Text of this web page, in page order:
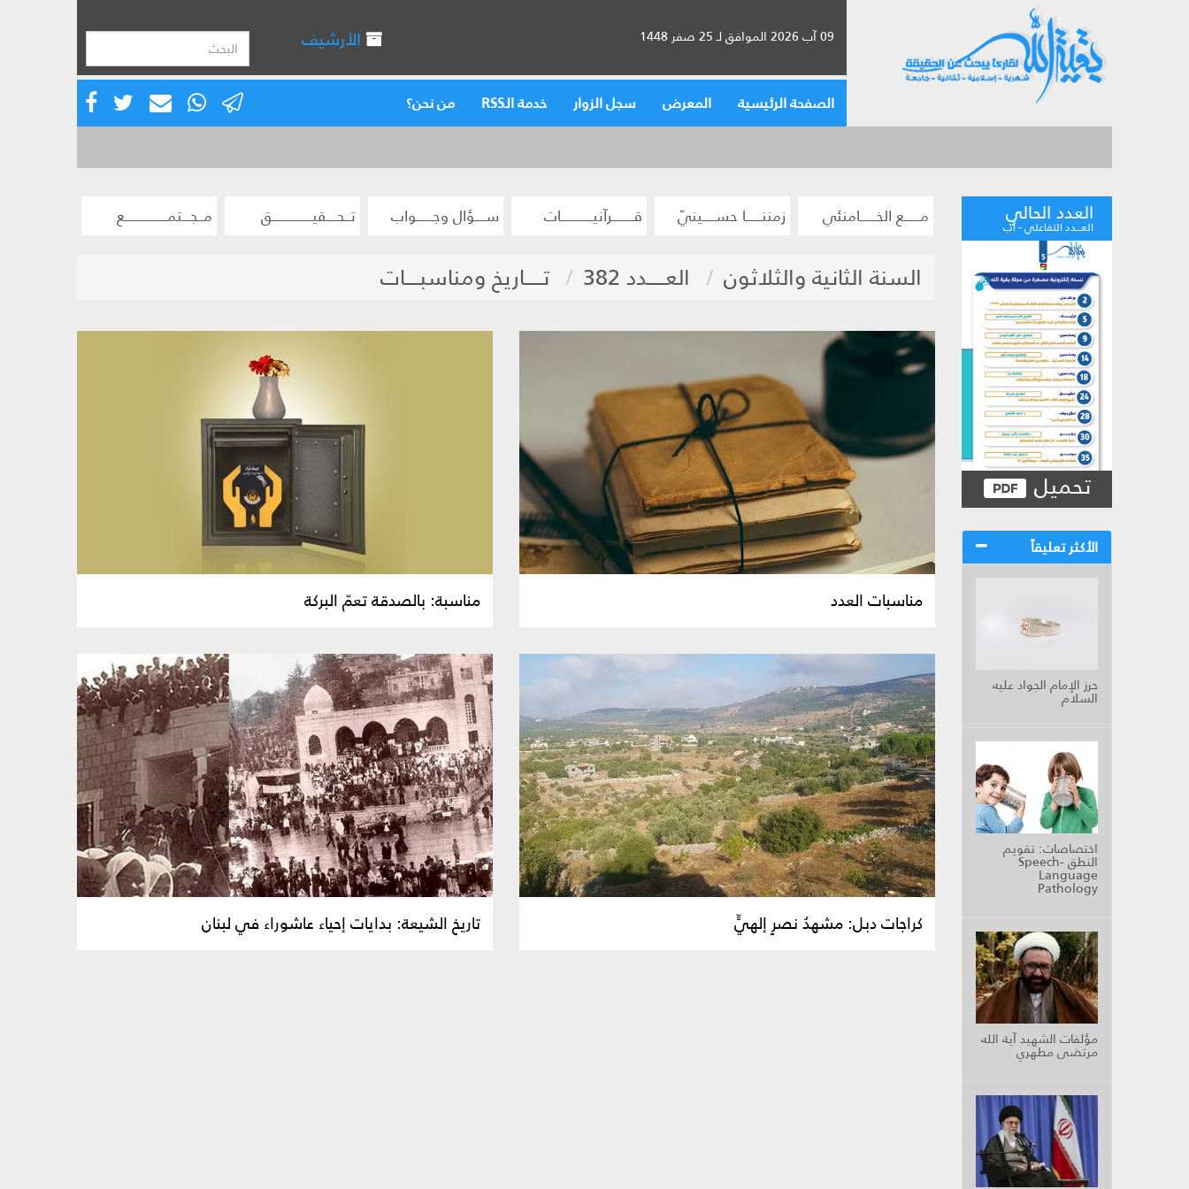
09 آب 2026 الموافق لـ 25 صفر 1448 الأرشيف
الصفحة الرئيسية المعرض سجل الزوار خدمة الـRSS من نحن؟
العدد الحالي
العـــدد التفاعلي - آب
تحميل
الأكثر تعليقاً
حرز الإمام الجواد عليه
السلام
اختصاصات: تقويم
النطق Speech-
Language
Pathology
مؤلفات الشهيد آية الله
مرتضى مطهري
مــــــع الخــــــامنئي زمننــــــا حســـــينيّ قــــــــرآنيــــــــــــات ســــؤال وجــــــواب تــحــــقيـــــــــــــــق مــجـــتمــــــــــــــــع
السنة الثانية والثلاثون العـــــدد 382 تـــــاريخ ومناسبــــات
مناسبات العدد مناسبة: بالصدقة تعمّ البركة
كراجات دبل: مشهدُ نصرٍ إلهيٍّ تاريخ الشيعة: بدايات إحياء عاشوراء في لبنان